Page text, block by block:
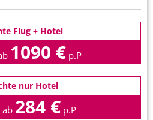
Flug + Hotel
1090 € p.P
nur Hotel
ab 284 € p.P